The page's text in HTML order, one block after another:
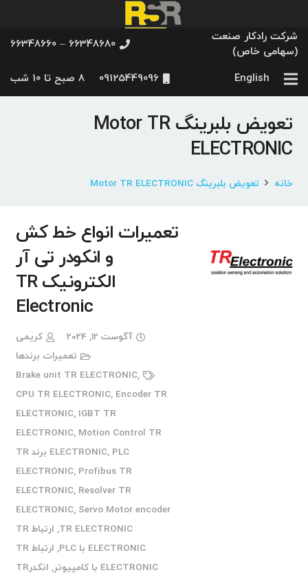
شرکت رادکار صنعت
(سهامی خاص)
66348680 – 66348660
English
09125449096 8 صبح تا 10 شب
تعویض بلبرینگ Motor TR
ELECTRONIC
خانه تعویض بلبرینگ Motor TR ELECTRONIC
تعمیرات انواع خط کش
و انکودر تی آر
الکترونیک TR
Electronic
آگوست 12, 2024
کریمی
تعمیرات برندها
Brake unit TR ELECTRONIC,
CPU TR ELECTRONIC, Encoder TR
ELECTRONIC, IGBT TR
ELECTRONIC, Motion Control TR
ELECTRONIC,
PLC برند TR
ELECTRONIC, Profibus TR
ELECTRONIC, Resolver TR
ELECTRONIC, Servo Motor encoder
TR ELECTRONIC
,
ارتباط TR
ELECTRONIC با PLC
,
ارتباط TR
ELECTRONIC با کامپیوتر
,
انکدرTR